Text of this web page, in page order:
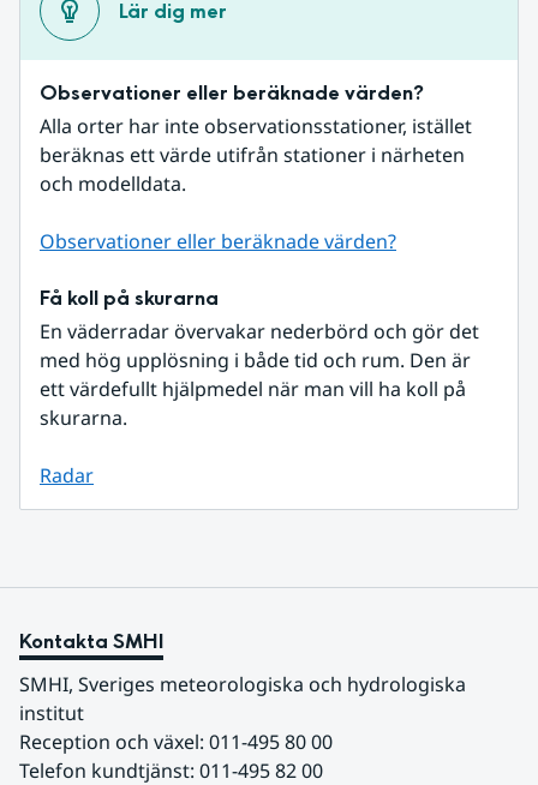
Lär dig mer
Observationer eller beräknade värden?
Alla orter har inte observationsstationer, istället
beräknas ett värde utifrån stationer i närheten
och modelldata.
Observationer eller beräknade värden?
Få koll på skurarna
En väderradar övervakar nederbörd och gör det
med hög upplösning i både tid och rum. Den är
ett värdefullt hjälpmedel när man vill ha koll på
skurarna.
Radar
Kontakta SMHI
SMHI, Sveriges meteorologiska och hydrologiska
institut
Reception och växel: 011-495 80 00
Telefon kundtjänst: 011-495 82 00